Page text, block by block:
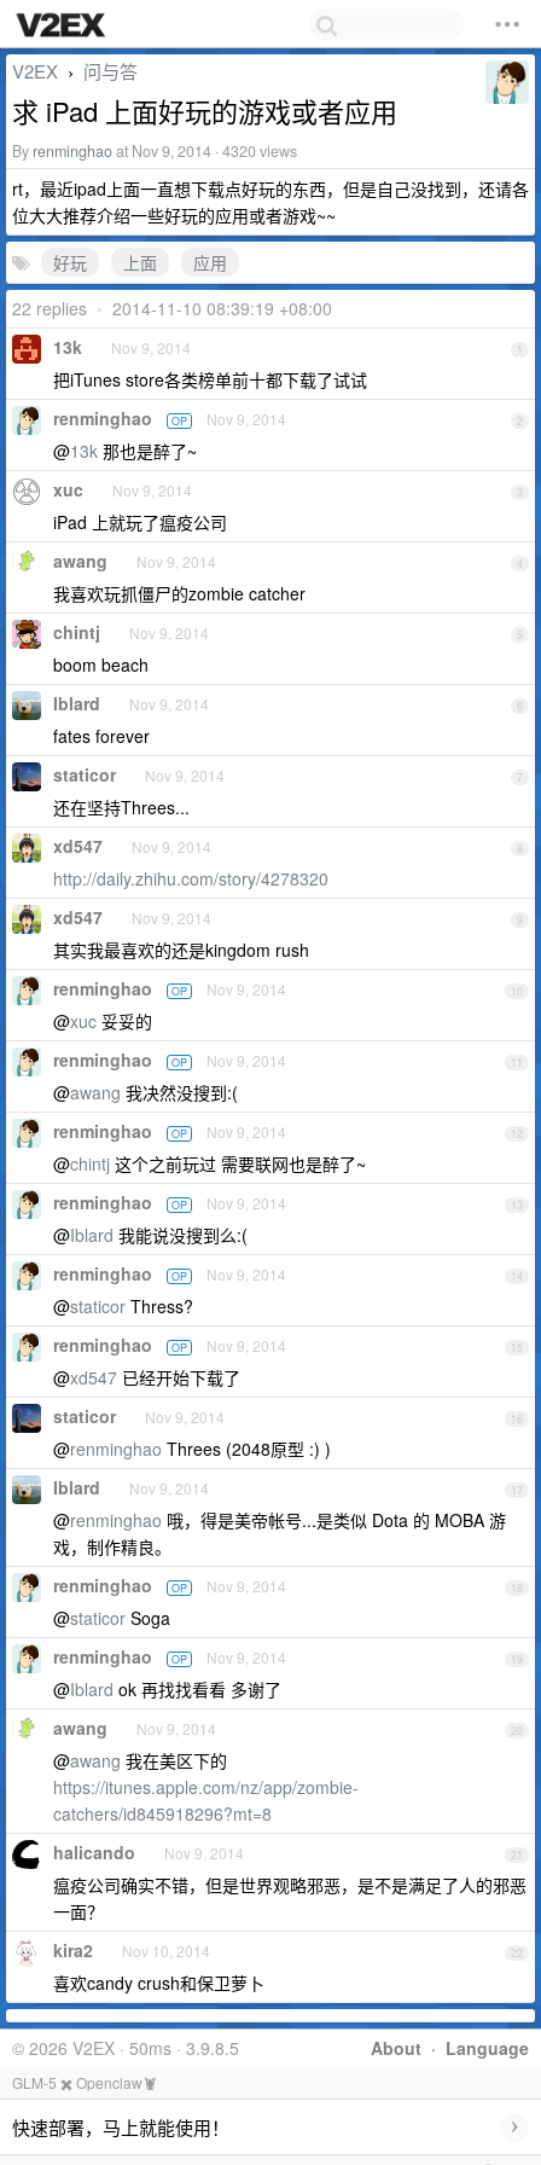
V2EX › 问与答
求 iPad 上面好玩的游戏或者应用
By renminghaoat Nov 9, 2014 · 4320 views
rt，最近ipad上面一直想下载点好玩的东西，但是自己没找到，还请各
位大大推荐介绍一些好玩的应用或者游戏~~
好玩
上面
应用
22 replies • 2014-11-10 08:39:19 +08:00
1
13k Nov 9, 2014
把iTunes store各类榜单前十都下载了试试
2
renminghao OP Nov 9, 2014
@13k 那也是醉了~
3
xuc Nov 9, 2014
iPad 上就玩了瘟疫公司
4
awang Nov 9, 2014
我喜欢玩抓僵尸的zombie catcher
5
chintj Nov 9, 2014
boom beach
6
Iblard Nov 9, 2014
fates forever
7
staticor Nov 9, 2014
还在坚持Threes...
8
xd547 Nov 9, 2014
http://daily.zhihu.com/story/4278320
9
xd547 Nov 9, 2014
其实我最喜欢的还是kingdom rush
10
renminghao OP Nov 9, 2014
@xuc 妥妥的
11
renminghao OP Nov 9, 2014
@awang 我决然没搜到:(
12
renminghao OP Nov 9, 2014
@chintj 这个之前玩过 需要联网也是醉了~
13
renminghao OP Nov 9, 2014
@Iblard 我能说没搜到么:(
14
renminghao OP Nov 9, 2014
@staticor Thress?
15
renminghao OP Nov 9, 2014
@xd547 已经开始下载了
16
staticor Nov 9, 2014
@renminghao Threes (2048原型 :) )
17
Iblard Nov 9, 2014
@renminghao 哦，得是美帝帐号...是类似 Dota 的 MOBA 游
戏，制作精良。
18
renminghao OP Nov 9, 2014
@staticor Soga
19
renminghao OP Nov 9, 2014
@Iblard ok 再找找看看 多谢了
20
awang Nov 9, 2014
@awang 我在美区下的
https://itunes.apple.com/nz/app/zombie-
catchers/id845918296?mt=8
21
halicando Nov 9, 2014
瘟疫公司确实不错，但是世界观略邪恶，是不是满足了人的邪恶
一面？
22
kira2 Nov 10, 2014
喜欢candy crush和保卫萝卜
About · Language
© 2026 V2EX · 50ms · 3.9.8.5
GLM-5 ✖️ Openclaw🦞
快速部署，马上就能使用！ ›